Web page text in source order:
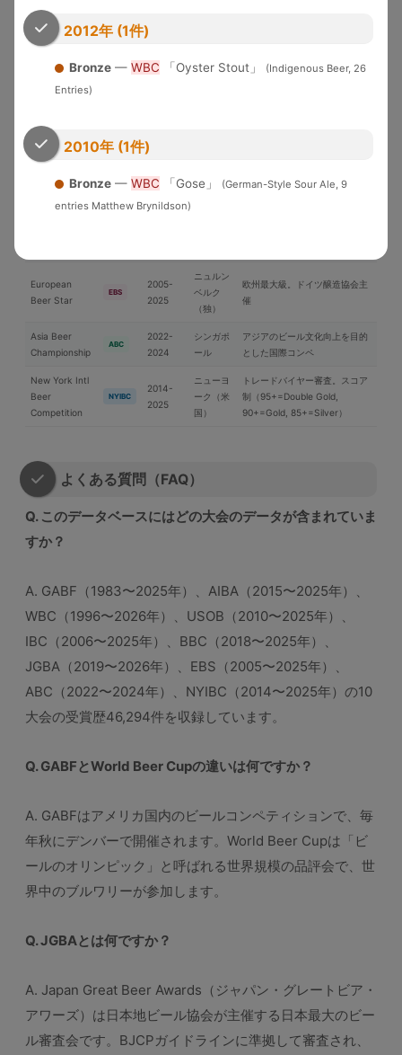
2012年 (1件)
Bronze— WBC 「Oyster Stout」
(Indigenous Beer, 26
Entries)
2010年 (1件)
Bronze— WBC 「Gose」
(German-Style Sour Ale, 9
entries Matthew Brynildson)
Cup
Championship
USOB
2010-
2025
米国
National Champion選出
Beer Cup
Brussels Beer
BBC
2018-
セル（ベ
欧州中心の国際コンペ
European
Beer Star
EBS
2005-
2025
ニュルン
ベルク
（独）
欧州最大級。ドイツ醸造協会主
催
Asia Beer
Championship
ABC
2022-
2024
シンガポ
ール
アジアのビール文化向上を目的
とした国際コンペ
New York Intl
Beer
Competition
NYIBC
2014-
2025
ニューヨ
ーク（米
国）
トレードバイヤー審査。スコア
制（95+=Double Gold,
90+=Gold, 85+=Silver）
よくある質問（FAQ）
Q. このデータベースにはどの大会のデータが含まれていま
すか？
A. GABF（1983〜2025年）、AIBA（2015〜2025年）、
WBC（1996〜2026年）、USOB（2010〜2025年）、
IBC（2006〜2025年）、BBC（2018〜2025年）、
JGBA（2019〜2026年）、EBS（2005〜2025年）、
ABC（2022〜2024年）、NYIBC（2014〜2025年）の10
大会の受賞歴46,294件を収録しています。
Q. GABFとWorld Beer Cupの違いは何ですか？
A. GABFはアメリカ国内のビールコンペティションで、毎
年秋にデンバーで開催されます。World Beer Cupは「ビ
ールのオリンピック」と呼ばれる世界規模の品評会で、世
界中のブルワリーが参加します。
Q. JGBAとは何ですか？
A. Japan Great Beer Awards（ジャパン・グレートビア・
アワーズ）は日本地ビール協会が主催する日本最大のビー
ル審査会です。BJCPガイドラインに準拠して審査され、